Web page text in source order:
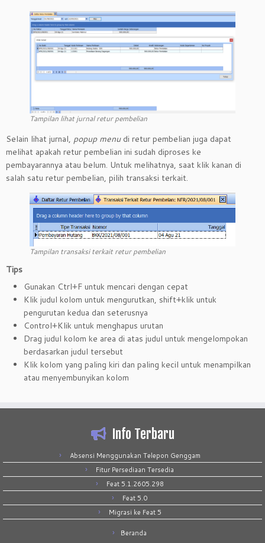
Tampilan lihat jurnal retur pembelian
Selain lihat jurnal, popup menu di retur pembelian juga dapat
melihat apakah retur pembelian ini sudah diproses ke
pembayarannya atau belum. Untuk melihatnya, saat klik kanan di
salah satu retur pembelian, pilih transaksi terkait.
Tampilan transaksi terkait retur pembelian
Tips
Gunakan Ctrl+F untuk mencari dengan cepat
Klik judul kolom untuk mengurutkan, shift+klik untuk
pengurutan kedua dan seterusnya
Control+Klik untuk menghapus urutan
Drag judul kolom ke area di atas judul untuk mengelompokan
berdasarkan judul tersebut
Klik kolom yang paling kiri dan paling kecil untuk menampilkan
atau menyembunyikan kolom
Info Terbaru
Absensi Menggunakan Telepon Genggam
Fitur Persediaan Tersedia
Feat 5.1.2605.298
Feat 5.0
Migrasi ke Feat 5
Beranda